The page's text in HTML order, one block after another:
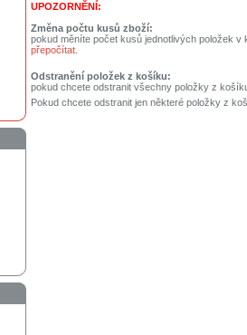
UPOZORNĚNÍ:
Změna počtu kusů zboží:
pokud měníte počet kusů jednotlivých položek
přepočítat
Odstranění položek z košíku:
pokud chcete odstranit všechny položky z
Pokud chcete odstranit jen některé položky z